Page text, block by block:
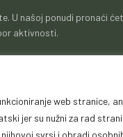
web stranice,
jer su nužni za rad
svrsi i obradi
U našoj ponudi pronaći
aktivnosti.
poslovanja